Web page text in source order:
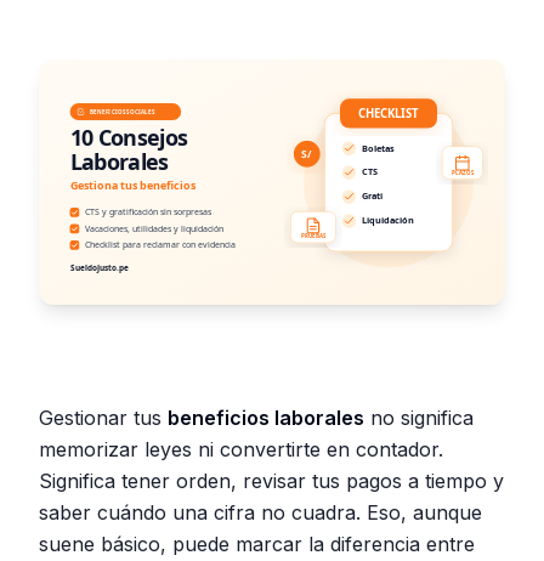
Gestionar tus beneficios laborales no significa
memorizar leyes ni convertirte en contador.
Significa tener orden, revisar tus pagos a tiempo y
saber cuándo una cifra no cuadra. Eso, aunque
suene básico, puede marcar la diferencia entre